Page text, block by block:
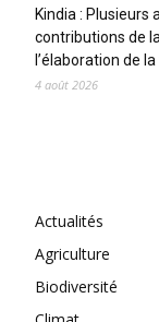
Kindia : Plusieurs
contributions de
l’élaboration de
4 août 2026
Actualités
Agriculture
Biodiversité